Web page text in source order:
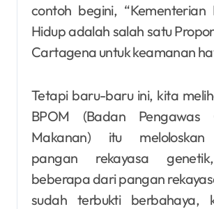
contoh begini, “Kementerian
Hidup adalah salah satu
Cartagena untuk keamanan
Tetapi baru-baru ini, kita
BPOM (Badan
Makanan) itu meloloskan
pangan rekayasa
beberapa dari pangan
sudah terbukti berbahaya,